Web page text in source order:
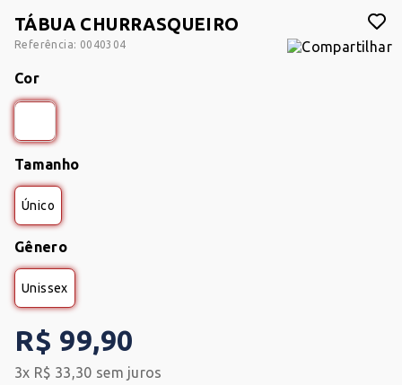
TÁBUA CHURRASQUEIRO
Referência: 0040304
Tamanho
Único
Cor
Gênero
Unissex
R$ 99,90
3x R$ 33,30 sem juros